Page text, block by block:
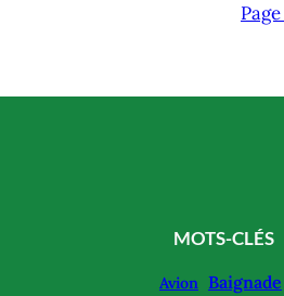
MOTS-CLÉS
Avion Baignade